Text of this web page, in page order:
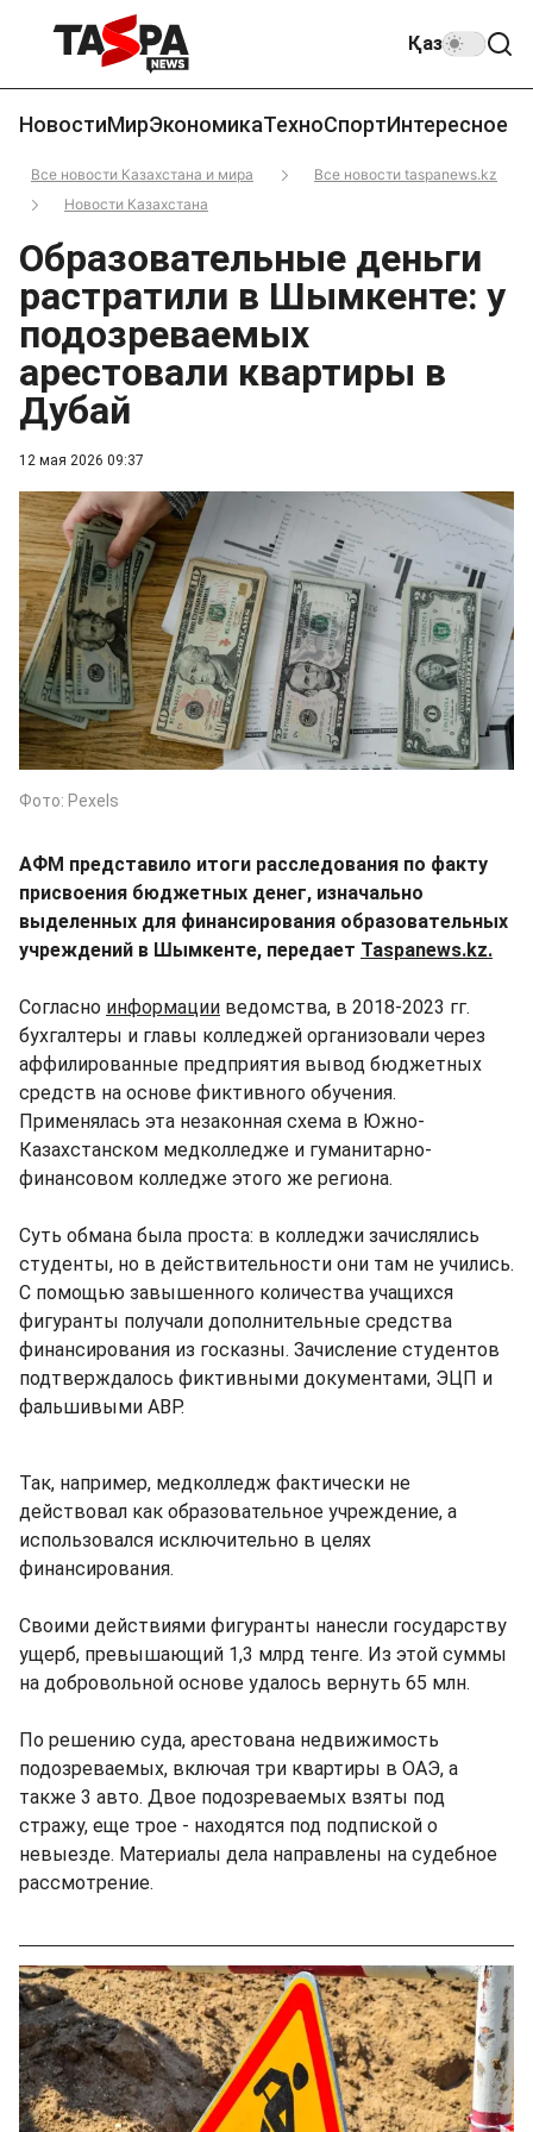
Қаз
НовостиМирЭкономикаТехноСпортИнтересное
Все новости Казахстана и мира
Все новости taspanews.kz
Новости Казахстана
12 мая 2026 09:37
Образовательные деньги
растратили в Шымкенте: у
подозреваемых
арестовали квартиры в
Дубай
Фото: Pexels
АФМ представило итоги расследования по факту
присвоения бюджетных денег, изначально
выделенных для финансирования образовательных
учреждений в Шымкенте, передает Taspanews.kz.
Согласно информации ведомства, в 2018-2023 гг.
бухгалтеры и главы колледжей организовали через
аффилированные предприятия вывод бюджетных
средств на основе фиктивного обучения.
Применялась эта незаконная схема в Южно-
Казахстанском медколледже и гуманитарно-
финансовом колледже этого же региона.
Суть обмана была проста: в колледжи зачислялись
студенты, но в действительности они там не учились.
С помощью завышенного количества учащихся
фигуранты получали дополнительные средства
финансирования из госказны. Зачисление студентов
подтверждалось фиктивными документами, ЭЦП и
фальшивыми АВР.
Так, например, медколледж фактически не
действовал как образовательное учреждение, а
использовался исключительно в целях
финансирования.
Своими действиями фигуранты нанесли государству
ущерб, превышающий 1,3 млрд тенге. Из этой суммы
на добровольной основе удалось вернуть 65 млн.
По решению суда, арестована недвижимость
подозреваемых, включая три квартиры в ОАЭ, а
также 3 авто. Двое подозреваемых взяты под
стражу, еще трое - находятся под подпиской о
невыезде. Материалы дела направлены на судебное
рассмотрение.